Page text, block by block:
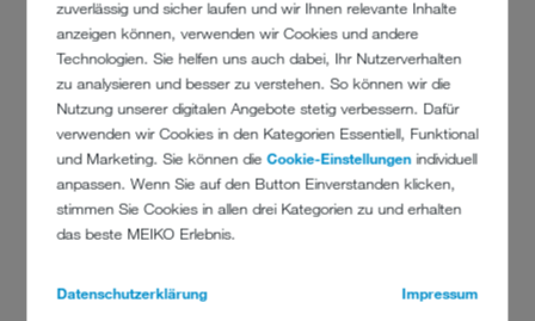
zuverlässig und sicher laufen und wir Ihnen relevante Inhalte
anzeigen können, verwenden wir Cookies und andere
Technologien. Sie helfen uns auch dabei, Ihr Nutzerverhalten
zu analysieren und besser zu verstehen. So können wir die
Nutzung unserer digitalen Angebote stetig verbessern. Dafür
verwenden wir Cookies in den Kategorien Essentiell, Funktional
und Marketing. Sie können dieCookie-Einstellungenindividuell
anpassen. Wenn Sie auf den Button Einverstanden klicken,
stimmen Sie Cookies in allen drei Kategorien zu und erhalten
das beste MEIKO Erlebnis.
Datenschutzerklärung Impressum
verwendeten Materialien garantiert: MEIKO-Standard.